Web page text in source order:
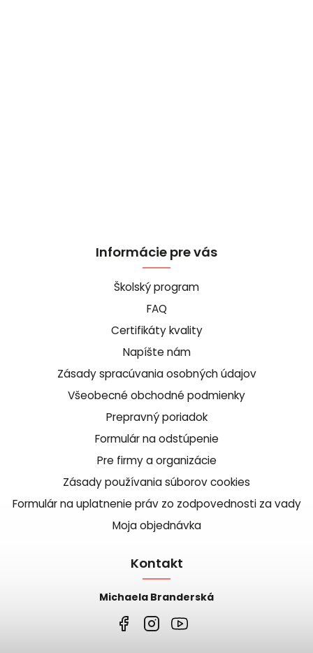
Informácie pre vás
Školský program
FAQ
Certifikáty kvality
Napíšte nám
Zásady spracúvania osobných údajov
Všeobecné obchodné podmienky
Prepravný poriadok
Formulár na odstúpenie
Pre firmy a organizácie
Zásady používania súborov cookies
Formulár na uplatnenie práv zo zodpovednosti za vady
Moja objednávka
Kontakt
Michaela Branderská